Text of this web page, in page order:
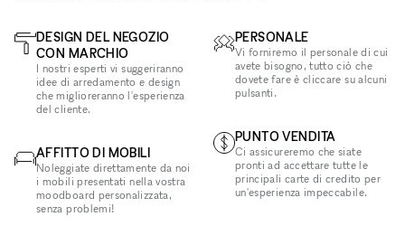
DESIGN DEL NEGOZIO
CON MARCHIO
I nostri esperti vi suggeriranno
idee di arredamento e design
che miglioreranno l'esperienza
del cliente.
AFFITTO DI MOBILI
Noleggiate direttamente da noi
i mobili presentati nella vostra
moodboard personalizzata,
senza problemi!
PERSONALE
Vi forniremo il personale di cui
avete bisogno, tutto ciò che
dovete fare è cliccare su alcuni
pulsanti.
PUNTO VENDITA
Ci assicureremo che siate
pronti ad accettare tutte le
principali carte di credito per
un'esperienza impeccabile.